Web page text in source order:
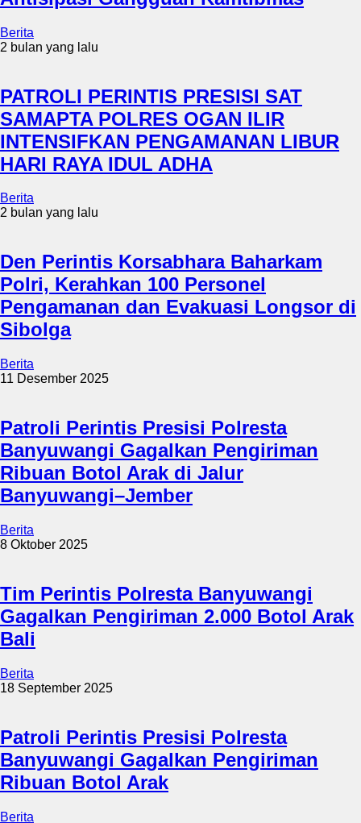
Berita
2 bulan yang lalu
PATROLI PERINTIS PRESISI SAT
SAMAPTA POLRES OGAN ILIR
INTENSIFKAN PENGAMANAN LIBUR
HARI RAYA IDUL ADHA
Berita
2 bulan yang lalu
Den Perintis Korsabhara Baharkam
Polri, Kerahkan 100 Personel
Pengamanan dan Evakuasi Longsor di
Sibolga
Berita
11 Desember 2025
Patroli Perintis Presisi Polresta
Banyuwangi Gagalkan Pengiriman
Ribuan Botol Arak di Jalur
Banyuwangi–Jember
Berita
8 Oktober 2025
Tim Perintis Polresta Banyuwangi
Gagalkan Pengiriman 2.000 Botol Arak
Bali
Berita
18 September 2025
Patroli Perintis Presisi Polresta
Banyuwangi Gagalkan Pengiriman
Ribuan Botol Arak
Berita